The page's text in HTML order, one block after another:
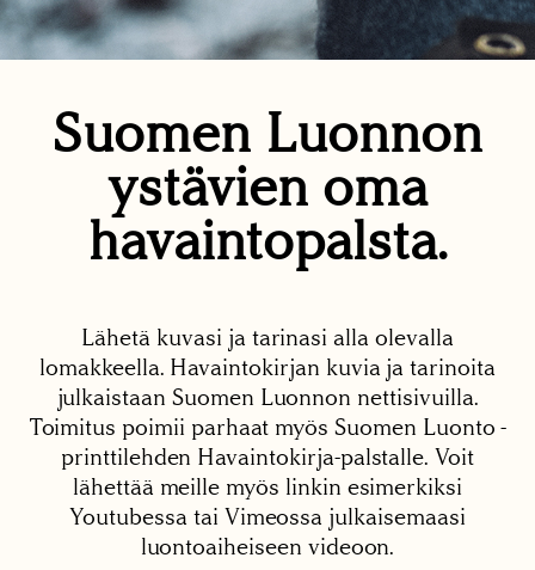
Suomen Luonnon
ystävien oma
havaintopalsta.
Lähetä kuvasi ja tarinasi alla olevalla
lomakkeella. Havaintokirjan kuvia ja tarinoita
julkaistaan Suomen Luonnon nettisivuilla.
Toimitus poimii parhaat myös Suomen Luonto -
printtilehden Havaintokirja-palstalle. Voit
lähettää meille myös linkin esimerkiksi
Youtubessa tai Vimeossa julkaisemaasi
luontoaiheiseen videoon.